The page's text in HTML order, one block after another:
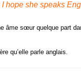
hope she speaks
âme sœur quelque part
qu’elle parle anglais.